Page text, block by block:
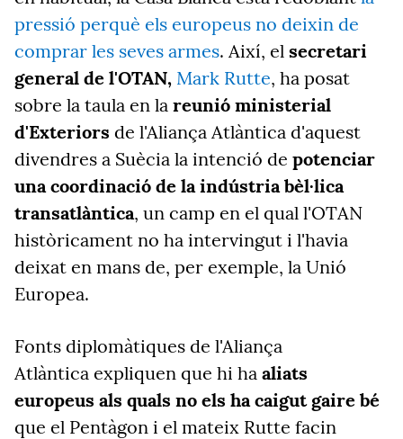
pressió perquè els europeus no deixin de
comprar les seves armes. Així, el secretari
general de l'OTAN, Mark Rutte, ha posat
sobre la taula en la reunió ministerial
d'Exteriors de l'Aliança Atlàntica d'aquest
divendres a Suècia la intenció de potenciar
una coordinació de la indústria bèl·lica
transatlàntica, un camp en el qual l'OTAN
històricament no ha intervingut i l'havia
deixat en mans de, per exemple, la Unió
Europea.
Fonts diplomàtiques de l'Aliança
Atlàntica expliquen que hi ha aliats
europeus als quals no els ha caigut gaire bé
que el Pentàgon i el mateix Rutte facin